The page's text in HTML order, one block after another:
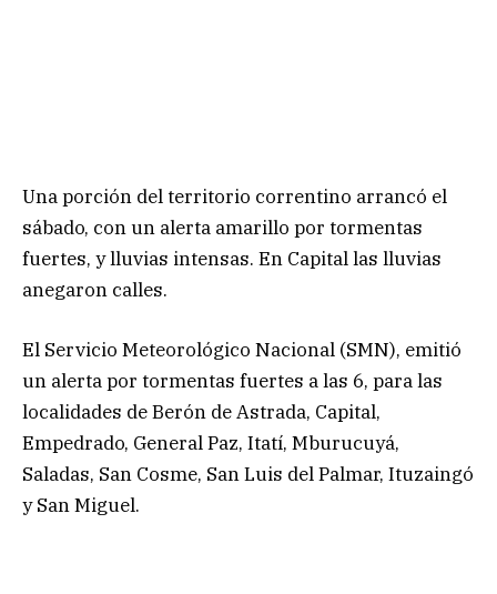
Una porción del territorio correntino arrancó el
sábado, con un alerta amarillo por tormentas
fuertes, y lluvias intensas. En Capital las lluvias
anegaron calles.
El Servicio Meteorológico Nacional (SMN), emitió
un alerta por tormentas fuertes a las 6, para las
localidades de Berón de Astrada, Capital,
Empedrado, General Paz, Itatí, Mburucuyá,
Saladas, San Cosme, San Luis del Palmar, Ituzaingó
y San Miguel.